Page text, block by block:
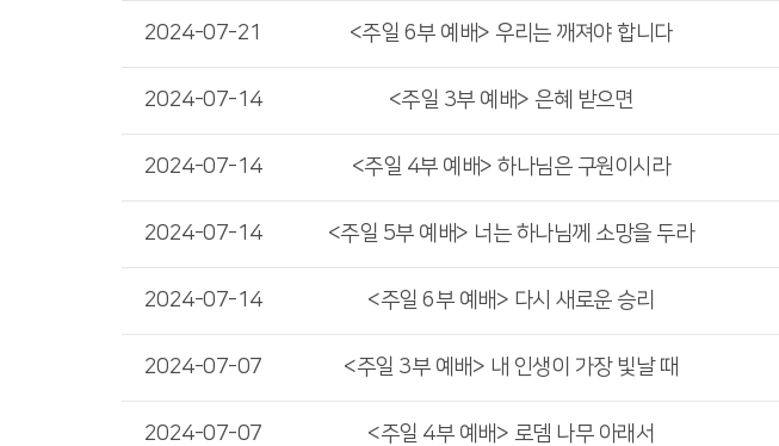
2024-07-21 <주일 6부 예배> 우리는 깨져야 합니다
2024-07-14 <주일 3부 예배> 은혜 받으면
2024-07-14 <주일 4부 예배> 하나님은 구원이시라
2024-07-14 <주일 5부 예배> 너는 하나님께 소망을 두라
2024-07-14 <주일 6부 예배> 다시 새로운 승리
2024-07-07 <주일 3부 예배> 내 인생이 가장 빛날 때
2024-07-07 <주일 4부 예배> 로뎀 나무 아래서